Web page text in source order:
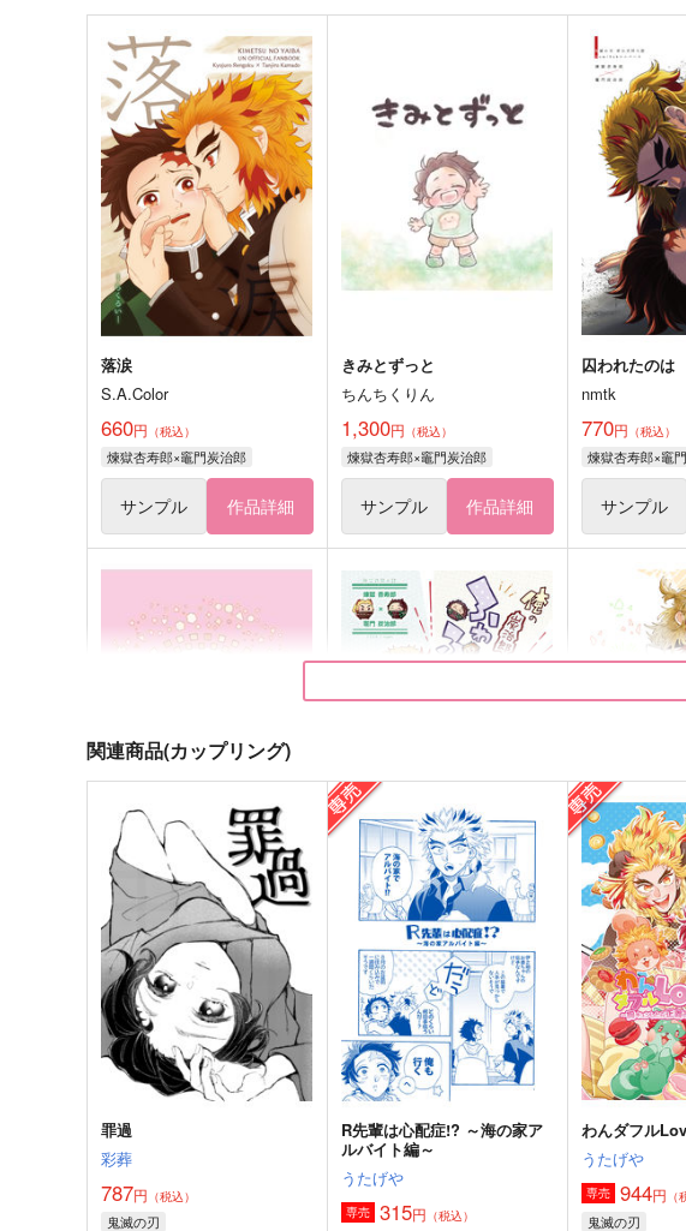
落涙
S.A.Color
660円 （税込）
煉獄杏寿郎×竈門炭治郎
サンプル 作品詳細
きみとずっと
ちんちくりん
1,300円 （税込）
煉獄杏寿郎×竈門炭治郎
サンプル 作品詳細
囚われたのは
nmtk
770円 （税込）
煉獄杏寿郎×竈
サンプル
背伸びして初恋
うさぎの耳
1,572円 （税込）
煉獄杏寿郎×竈門炭治郎
サンプル 作品詳細
俺の炭治郎がふわふわに！
1224
715円 （税込）
煉獄杏寿郎×竈門炭治郎
サンプル 作品詳細
愛洋々！
みそ漬け
3,144円（税込
煉獄杏寿郎×竈
サンプル
関連商品(カップリング)
罪過
彩葬
787円 （税込）
鬼滅の刃
R先輩は心配症!? ～海の家ア
ルバイト編～
うたげや
専売 315円 （税込）
わんダフル
うたげや
専売 944円 （
鬼滅の刃